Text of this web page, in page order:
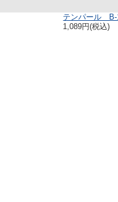
テンパール
1,089円(税込)